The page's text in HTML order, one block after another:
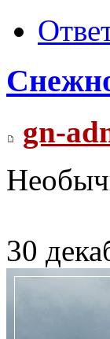
gn-
30